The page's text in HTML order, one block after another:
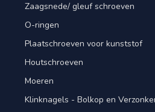
Zaagsnede/ gleuf schroeven
O-ringen
Plaatschroeven voor kunststof
Houtschroeven
Moeren
Klinknagels - Bolkop en